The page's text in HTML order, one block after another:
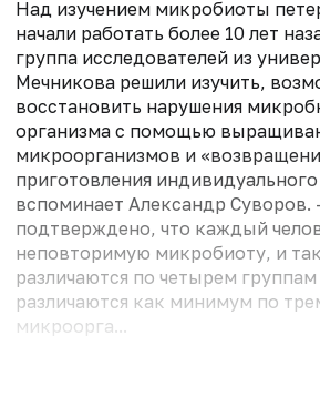
Над изучением микробиоты
начали работать более 10 лет
группа исследователей из
Мечникова решили изучить,
восстановить нарушения
организма с помощью
микроорганизмов и
приготовления
вспоминает Александр Суворов.
подтверждено, что каждый
неповторимую микробиоту, и
различаются по четырем
различаются как минимум по
микроорга...